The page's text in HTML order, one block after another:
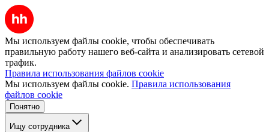
Мы используем файлы cookie, чтобы обеспечивать
правильную работу нашего веб-сайта и анализировать сетевой
трафик.
Правила использования файлов cookie
Мы используем файлы cookie. Правила использования
файлов cookie
Понятно
Ищу сотрудника